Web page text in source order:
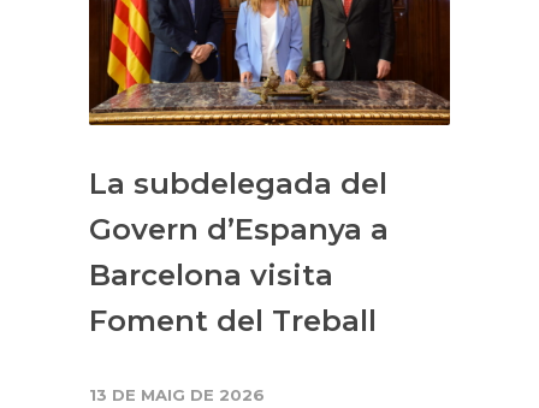
La subdelegada del
Govern d’Espanya a
Barcelona visita
Foment del Treball
13 DE MAIG DE 2026